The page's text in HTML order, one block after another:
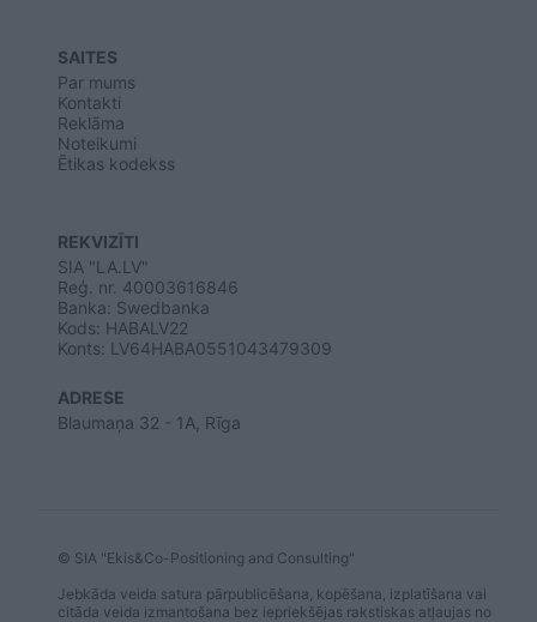
SAITES
Par mums
Kontakti
Reklāma
Noteikumi
Ētikas kodekss
REKVIZĪTI
SIA "LA.LV"
Reģ. nr. 40003616846
Banka: Swedbanka
Kods: HABALV22
Konts: LV64HABA0551043479309
ADRESE
Blaumaņa 32 - 1A, Rīga
© SIA "Ekis&Co-Positioning and Consulting"
Jebkāda veida satura pārpublicēšana, kopēšana, izplatīšana vai
citāda veida izmantošana bez iepriekšējas rakstiskas atļaujas no